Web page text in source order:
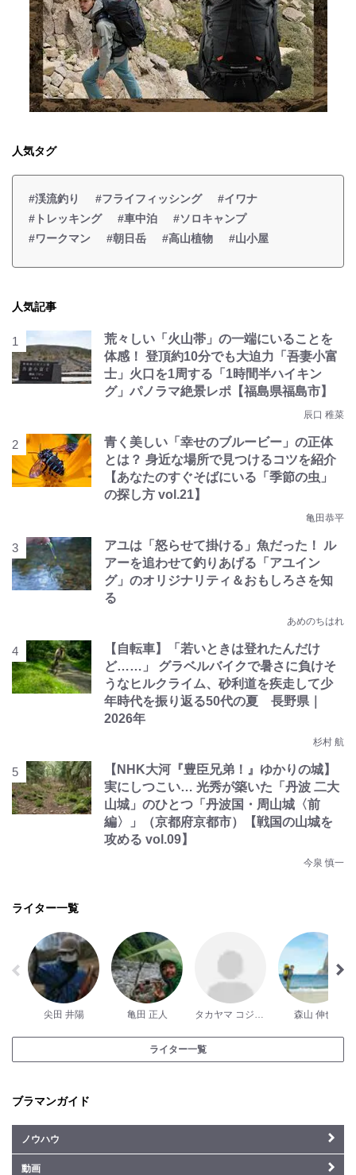
人気タグ
#渓流釣り #フライフィッシング
#イワナ
#トレッキング
#車中泊
#ソロキャンプ
#ワークマン
#朝日岳 #高山植物 #山小屋
人気記事
荒々しい「火山帯」の一端にいることを
体感！ 登頂約10分でも大迫力「吾妻小富
士」火口を1周する「1時間半ハイキン
グ」パノラマ絶景レポ【福島県福島市】
辰口 稚菜
青く美しい「幸せのブルービー」の正体
とは？ 身近な場所で見つけるコツを紹介
【あなたのすぐそばにいる「季節の虫」
の探し方 vol.21】
亀田恭平
アユは「怒らせて掛ける」魚だった！ ル
アーを追わせて釣りあげる「アユイン
グ」のオリジナリティ＆おもしろさを知
る
あめのちはれ
【自転車】「若いときは登れたんだけ
ど……」 グラベルバイクで暑さに負けそ
うなヒルクライム、砂利道を疾走して少
年時代を振り返る50代の夏 長野県｜
2026年
杉村 航
【NHK大河『豊臣兄弟！』ゆかりの城】
実にしつこい… 光秀が築いた「丹波 二大
山城」のひとつ「丹波国・周山城〈前
編〉」（京都府京都市）【戦国の山城を
攻める vol.09】
今泉 慎一
ライター一覧
尖田 井陽 亀田 正人 タカヤマ コジロー 森山 伸也
ライター一覧
ブラマンガイド
ノウハウ
動画